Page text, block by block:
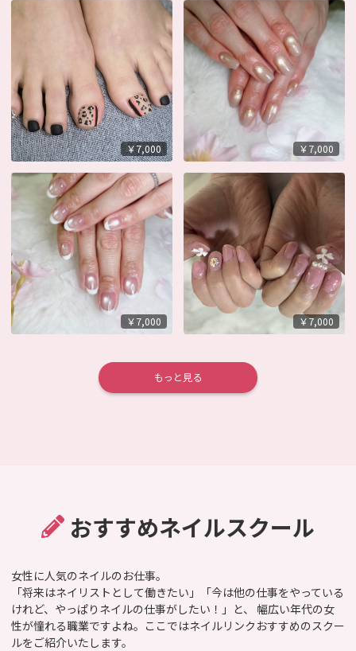
￥7,000 ￥7,000
￥7,000 ￥7,000
もっと見る
おすすめネイルスクール
女性に人気のネイルのお仕事。
「将来はネイリストとして働きたい」「今は他の仕事をやっている
けれど、やっぱりネイルの仕事がしたい！」と、
幅広い年代の女
性が憧れる職業ですよね。ここではネイルリンクおすすめのスクー
ルをご紹介いたします。